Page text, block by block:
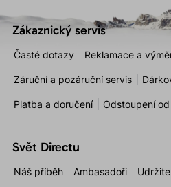
Zákaznický servis
Časté dotazy Reklamace a
Záruční a pozáruční servis
Platba a doručení Odstoupení
Svět Directu
Náš příběh Ambasadoři